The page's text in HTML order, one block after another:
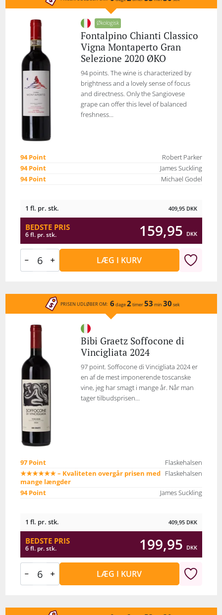
Økologisk
Fontalpino Chianti Classico
Vigna Montaperto Gran
Selezione 2020 ØKO
94 points. The wine is characterized by
brightness and a lovely sense of focus
and directness. Only the Sangiovese
grape can offer this level of balanced
freshness...
94 Point
Robert Parker
94 Point
James Suckling
94 Point
Michael Godel
1 fl. pr. stk. 409,95 DKK
BEDSTE PRIS
6 fl. pr. stk. 159,95 DKK
LÆG I KURV
PRISEN UDLØBER OM: 6 dage2 timer53 min 30 sek
Bibi Graetz Soffocone di
Vincigliata 2024
97 point. Soffocone di Vincigliata 2024 er
en af de mest imponerende toscanske
vine, jeg har smagt i mange år. Når man
tager tilbudsprisen...
97 Point
Flaskehalsen
★★★★★★ – Kvaliteten overgår prisen med
mange længder
Flaskehalsen
94 Point James Suckling
1 fl. pr. stk. 409,95 DKK
BEDSTE PRIS
6 fl. pr. stk. 199,95 DKK
LÆG I KURV